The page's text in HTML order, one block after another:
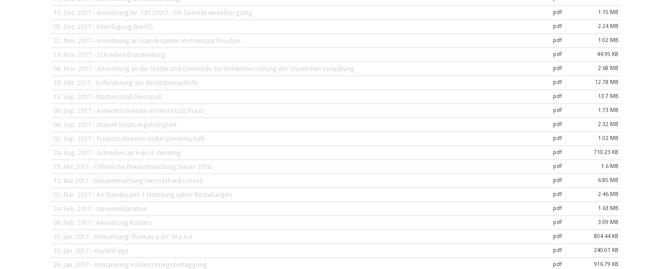
13. Dez. 2017 - Anordnung Nr. 13122017 - DR-Gesetze weiterhin gültig pdf 1.15 MB
05. Dez. 2017 - Eilverfügung BverfG pdf 2.24 MB
22. Nov. 2017 - Anordnung an Standesämter im Freistaat Preußen pdf 1.02 MB
19. Nov. 2017 - Schreiben Brandenburg pdf 44.95 KB
08. Nov. 2017 - Anordnung an die Städte und Gemeinde zur Wiederherstellung der staatlichen Verwaltung pdf 2.68 MB
28. Okt. 2017 - Einforderung der Restitutionspflicht pdf 12.78 MB
13. Sep. 2017 - Notbeschluß Reisepaß pdf 13.7 MB
06. Sep. 2017 - Antwortschreiben an Herrn Lutz Prast pdf 1.73 MB
06. Sep. 2017 - Warum Staatsangehörigkeit pdf 2.32 MB
02. Sep. 2017 - Protestschreiben Völkergemeinschaft pdf 1.02 MB
24. Aug. 2017 - Schreiben an Frau H. Werding pdf 710.23 KB
15. Mai 2017 - Öffentliche Bekanntmachung Steuer 2016 pdf 1.6 MB
12. Mai 2017 - Bekanntmachung Herrn Erhard Lorenz pdf 6.85 MB
02. Mär. 2017 - An Standesamt 1 Mitteilung ueber Bestallungen pdf 2.46 MB
24. Feb. 2017 - Steuerdeklaration pdf 1.63 MB
06. Feb. 2017 - Anordnung Koblenz pdf 3.09 MB
27. Jan. 2017 - Abmahnung Thomas a.d.F. M a n n pdf 804.44 KB
26. Jan. 2017 - Asylanfrage pdf 240.01 KB
26. Jan. 2017 - Abmahnung Koblenz Kriegsbeflaggung pdf 916.79 KB